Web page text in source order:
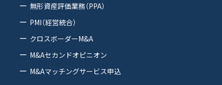
無形資産評価業務（PPA）
PMI（経営統合）
クロスボーダーM&A
M&Aセカンドオピニオン
M&Aマッチングサービス申込